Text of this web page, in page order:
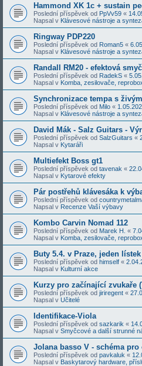
Hammond XK 1c + sustain
Poslední příspěvek od PpVv59 «
Napsal v Klávesové nástroje a
Ringway PDP220
Poslední příspěvek od Roman5 «
Napsal v Klávesové nástroje a
Randall RM20 - efektová
Poslední příspěvek od RadekS «
Napsal v Komba, zesilovače,
Synchronizace tempa s
Poslední příspěvek od Milo «
Napsal v Klávesové nástroje a
David Mák - Salz Guitars -
Poslední příspěvek od SalzGuitars «
Napsal v Kytaráři
Multiefekt Boss gt1
Poslední příspěvek od tavenak «
Napsal v Kytarové efekty
Pár postřehů klávesáka k
Poslední příspěvek od
Napsal v Recenze Vaší výbavy
Kombo Carvin Nomad 112
Poslední příspěvek od Marek H. «
Napsal v Komba, zesilovače,
Buty 5.4. v Praze, jeden lístek
Poslední příspěvek od himself «
Napsal v Kulturní akce
Kurzy pro začínající zvukaře
Poslední příspěvek od jiriregent «
Napsal v Učitelé
Identifikace-Viola
Poslední příspěvek od sazkarik «
Napsal v Smyčcové a další strunné
Jolana basso V - schéma pro
Poslední příspěvek od pavkaluk «
Napsal v Baskytarový hardware,